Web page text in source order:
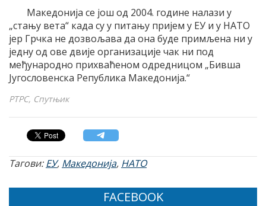
Македонија се још од 2004. године налази у
„стању вета“ када су у питању пријем у ЕУ и у НАТО
јер Грчка не дозвољава да она буде примљена ни у
једну од ове двије организације чак ни под
међународно прихваћеном одредницом „Бивша
Југословенска Република Македонија.“
РТРС, Спутњик
Тагови:ЕУ, Македонија, НАТО
FACEBOOK